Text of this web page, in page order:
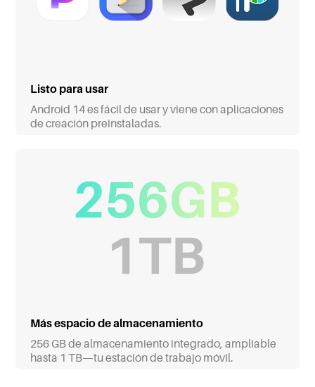
Listo para usar
Android 14 es fácil de usar y viene con aplicaciones
de creación preinstaladas.
Más espacio de almacenamiento
256 GB de almacenamiento integrado, ampliable
hasta 1 TB—tu estación de trabajo móvil.